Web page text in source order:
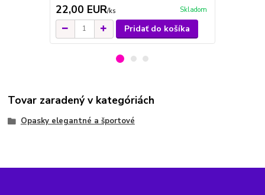
22,00 EUR/ks Skladom
Pridať do košíka
Tovar zaradený v kategóriách
Opasky elegantné a športové